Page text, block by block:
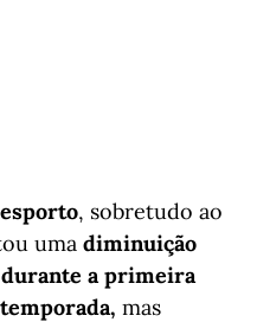
, sobretudo ao
uma diminuição
a primeira
mas